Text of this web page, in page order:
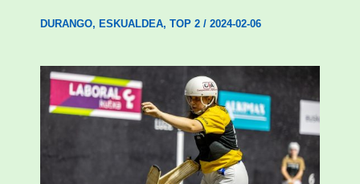
DURANGO, ESKUALDEA, TOP 2/ 2024-02-06